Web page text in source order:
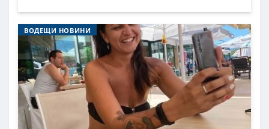
ВОДЕЩИ НОВИНИ